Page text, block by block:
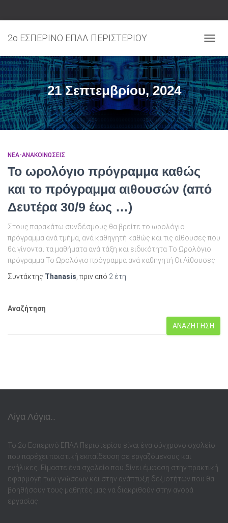
2ο ΕΣΠΕΡΙΝΟ ΕΠΑΛ ΠΕΡΙΣΤΕΡΙΟΥ
21 Σεπτεμβρίου, 2024
ΝΕΑ-ΑΝΑΚΟΙΝΩΣΕΙΣ
Το ωρολόγιο πρόγραμμα καθώς
και το πρόγραμμα αιθουσών (από
Δευτέρα 30/9 έως …)
Στoυς παρακάτω συνδέσμους θα βρείτε το ωρολόγιο
πρόγραμμα ανά τμήμα, ανά καθηγητή καθώς και τις αίθουσες που
θα γίνονται τα μαθήματα ανά τάξη και ειδικότητα Το Ωρολόγιο
πρόγραμμα Το Ωρολόγιο πρόγραμμα ανά καθηγητή Οι Αίθουσες
Συντάκτης Thanasis , πριν από 2 έτη
Αναζήτηση
ΑΝΑΖΉΤΗΣΗ
Λίγα Λόγια..
Το 2ο Εσπερινό ΕΠΑΛ Περιστερίου είναι ένα σύγχρονο σχολείο
που παρέχει ποιοτική εκπαίδευση σε εργαζόμενους και
ενήλικες. Είμαστε ένα σχολείο που δίνει έμφαση στην πρακτική
εφαρμογή των γνώσεων και στην ανάπτυξη δεξιοτήτων που θα
βοηθήσουν τους μαθητές μας να διακριθούν στην αγορά
εργασίας.